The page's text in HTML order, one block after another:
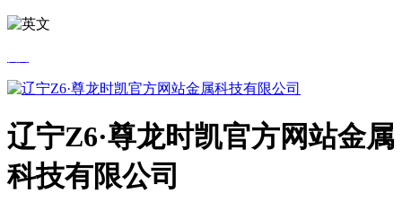
辽宁Z6·尊龙时凯官方网站金属
科技有限公司